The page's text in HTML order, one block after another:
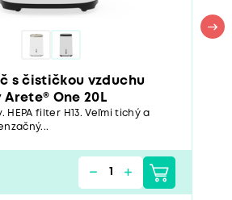
s čističkou vzduchu
One 20L
HEPA filter H13. Veľmi tichý a
Porovnať